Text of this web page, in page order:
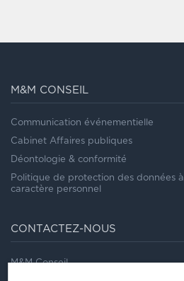
M&M CONSEIL
Communication événementielle
Cabinet Affaires publiques
Déontologie & conformité
Politique de protection des données à
caractère personnel
CONTACTEZ-NOUS
M&M Conseil